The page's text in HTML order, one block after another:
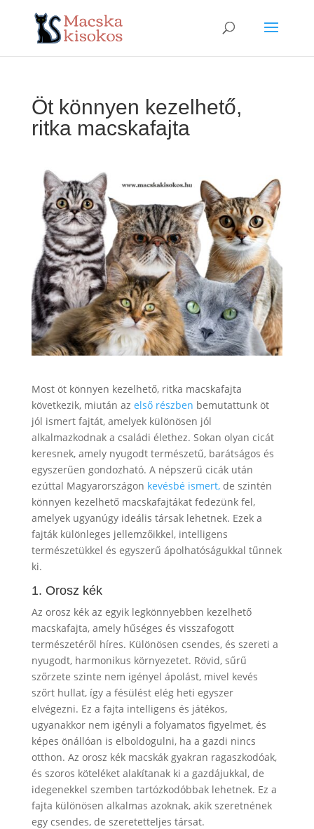
Öt könnyen kezelhető,
ritka macskafajta
Most öt könnyen kezelhető, ritka macskafajta
következik, miután az első részben bemutattunk öt
jól ismert fajtát, amelyek különösen jól
alkalmazkodnak a családi élethez. Sokan olyan cicát
keresnek, amely nyugodt természetű, barátságos és
egyszerűen gondozható. A népszerű cicák után
ezúttal Magyarországon kevésbé ismert,de szintén
könnyen kezelhető macskafajtákat fedezünk fel,
amelyek ugyanúgy ideális társak lehetnek. Ezek a
fajták különleges jellemzőikkel, intelligens
természetükkel és egyszerű ápolhatóságukkal tűnnek
ki.
1. Orosz kék
Az orosz kék az egyik legkönnyebben kezelhető
macskafajta, amely hűséges és visszafogott
természetéről híres. Különösen csendes, és szereti a
nyugodt, harmonikus környezetet. Rövid, sűrű
szőrzete szinte nem igényel ápolást, mivel kevés
szőrt hullat, így a fésülést elég heti egyszer
elvégezni. Ez a fajta intelligens és játékos,
ugyanakkor nem igényli a folyamatos figyelmet, és
képes önállóan is elboldogulni, ha a gazdi nincs
otthon. Az orosz kék macskák gyakran ragaszkodóak,
és szoros köteléket alakítanak ki a gazdájukkal, de
idegenekkel szemben tartózkodóbbak lehetnek. Ez a
fajta különösen alkalmas azoknak, akik szeretnének
egy csendes, de szeretetteljes társat.